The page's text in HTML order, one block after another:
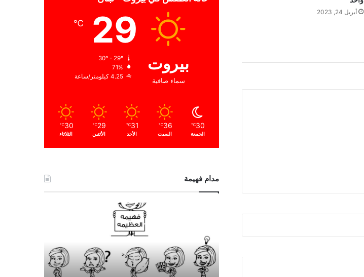
أبريل 24, 2023
بيروت
سماء صافية
29
℃
71%
4.25 كيلومتر/ساعة
30
℃
الجمعة
36
℃
السبت
31
℃
الأحد
29
℃
الأثنين
30
℃
الثلاثاء
مدام فهيمة
د